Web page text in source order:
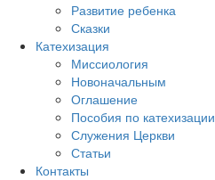
Развитие ребенка
Сказки
Катехизация
Миссиология
Новоначальным
Оглашение
Пособия по катехизации
Служения Церкви
Статьи
Контакты